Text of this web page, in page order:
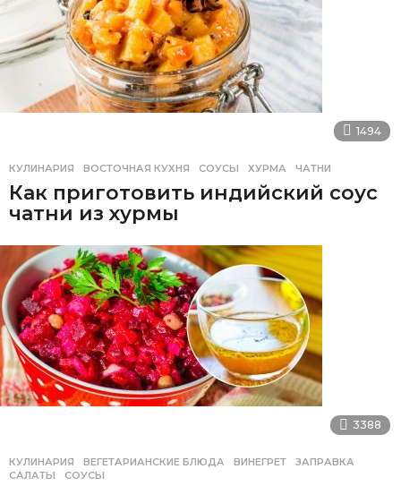
1494
КУЛИНАРИЯ ВОСТОЧНАЯ КУХНЯ ,СОУСЫ ,ХУРМА ,ЧАТНИ
Как приготовить индийский соус
чатни из хурмы
3388
КУЛИНАРИЯ ВЕГЕТАРИАНСКИЕ БЛЮДА ,ВИНЕГРЕТ ,ЗАПРАВКА
САЛАТЫ
,СОУСЫ